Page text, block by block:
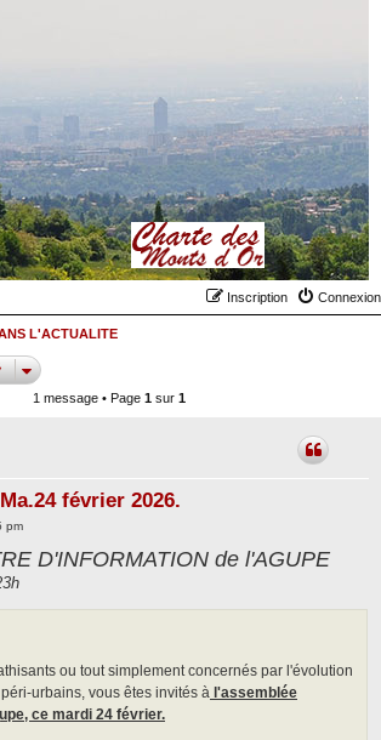
Connexion
Inscription
L'ACTUALITE
1 message • Page 1 sur 1
février 2026.
pm
D'INFORMATION de l'AGUPE
ou tout simplement concernés par l'évolution
urbains, vous êtes invités à l'assemblée
ce mardi 24 février.